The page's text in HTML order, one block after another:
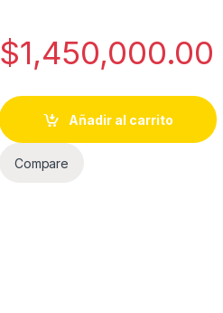
$1,450,000.00
Añadir al carrito
Compare